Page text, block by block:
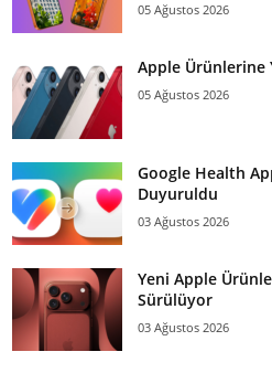
05 Ağustos 2026
Apple Ürünlerine
05 Ağustos 2026
Google Health
Duyuruldu
03 Ağustos 2026
Yeni Apple
Sürülüyor
03 Ağustos 2026